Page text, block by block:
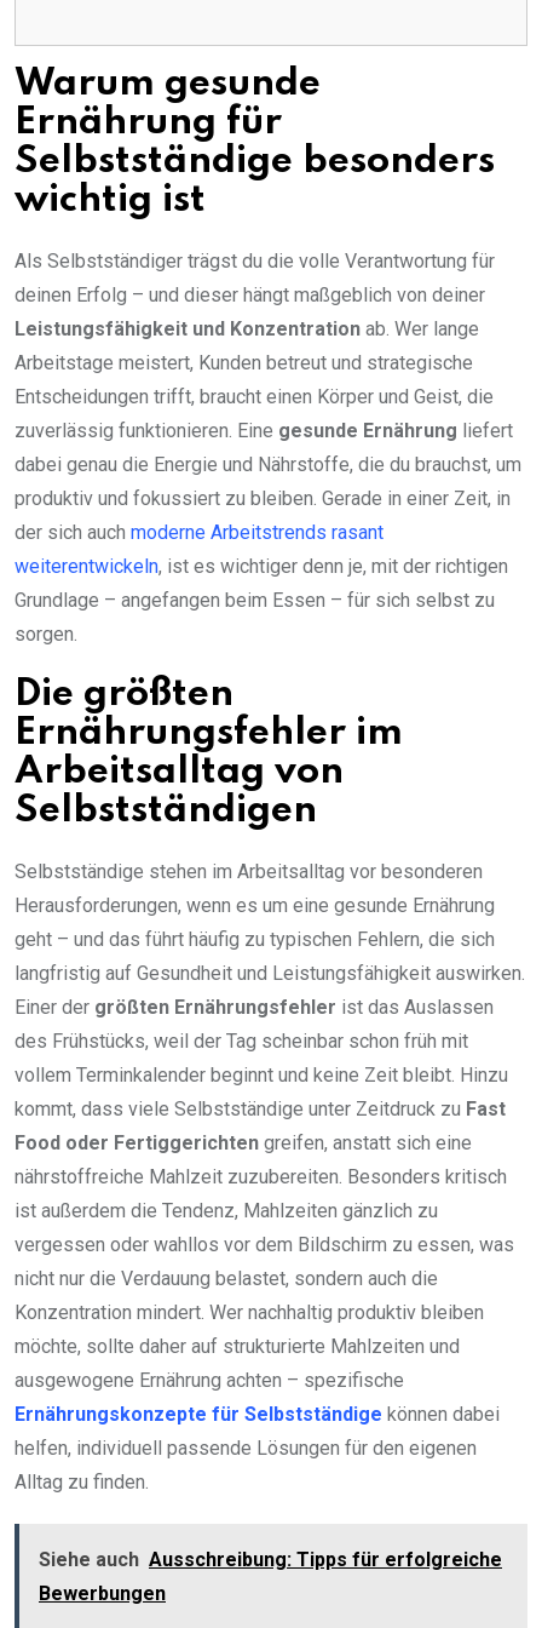
Warum gesunde
Ernährung für
Selbstständige besonders
wichtig ist
Als Selbstständiger trägst du die volle Verantwortung für
deinen Erfolg – und dieser hängt maßgeblich von deiner
Leistungsfähigkeit und Konzentration ab. Wer lange
Arbeitstage meistert, Kunden betreut und strategische
Entscheidungen trifft, braucht einen Körper und Geist, die
zuverlässig funktionieren. Eine gesunde Ernährung liefert
dabei genau die Energie und Nährstoffe, die du brauchst, um
produktiv und fokussiert zu bleiben. Gerade in einer Zeit, in
der sich auch moderne Arbeitstrends rasant
weiterentwickeln, ist es wichtiger denn je, mit der richtigen
Grundlage – angefangen beim Essen – für sich selbst zu
sorgen.
Die größten
Ernährungsfehler im
Arbeitsalltag von
Selbstständigen
Selbstständige stehen im Arbeitsalltag vor besonderen
Herausforderungen, wenn es um eine gesunde Ernährung
geht – und das führt häufig zu typischen Fehlern, die sich
langfristig auf Gesundheit und Leistungsfähigkeit auswirken.
Einer der größten Ernährungsfehler ist das Auslassen
des Frühstücks, weil der Tag scheinbar schon früh mit
vollem Terminkalender beginnt und keine Zeit bleibt. Hinzu
kommt, dass viele Selbstständige unter Zeitdruck zu Fast
Food oder Fertiggerichten greifen, anstatt sich eine
nährstoffreiche Mahlzeit zuzubereiten. Besonders kritisch
ist außerdem die Tendenz, Mahlzeiten gänzlich zu
vergessen oder wahllos vor dem Bildschirm zu essen, was
nicht nur die Verdauung belastet, sondern auch die
Konzentration mindert. Wer nachhaltig produktiv bleiben
möchte, sollte daher auf strukturierte Mahlzeiten und
ausgewogene Ernährung achten – spezifische
Ernährungskonzepte für Selbstständige können dabei
helfen, individuell passende Lösungen für den eigenen
Alltag zu finden.
Siehe auch Ausschreibung: Tipps für erfolgreiche
Bewerbungen